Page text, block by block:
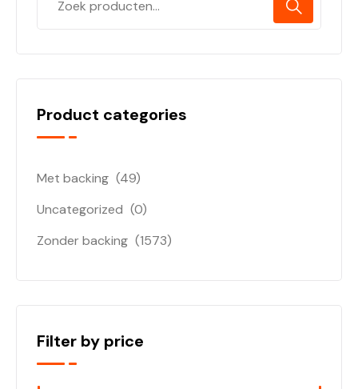
Product categories
Met backing (49)
Uncategorized (0)
Zonder backing (1573)
Filter by price